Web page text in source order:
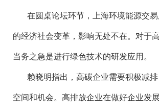
在圆桌论坛环节，上海环境能源交
的经济社会变革，影响无处不在。对于
当务之急是进行绿色技术的研发应用。
赖晓明指出，高碳企业需要积极减
空间和机会。高排放企业在做好企业发